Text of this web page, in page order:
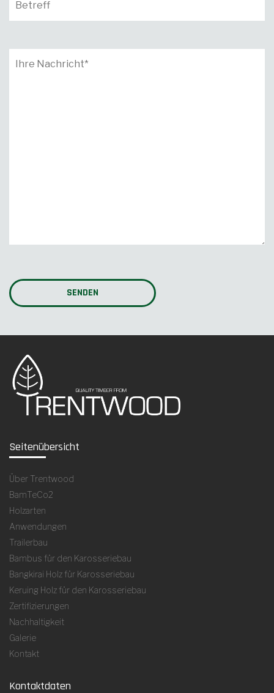
Seitenübersicht
Über Trentwood
BamTeCo2
Holzarten
Anwendungen
Trailerbau
Bambus für den Karosseriebau
Bangkirai Holz für Karosseriebau
Keruing Holz für den Karosseriebau
Zertifizierungen
Nachhaltigkeit
Galerie
Kontakt
Kontaktdaten